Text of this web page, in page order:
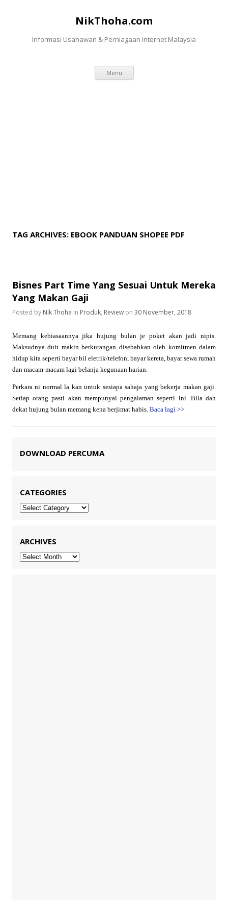
NikThoha.com
Informasi Usahawan & Perniagaan Internet Malaysia
Menu
Skip to content
TAG ARCHIVES: EBOOK PANDUAN SHOPEE PDF
Bisnes Part Time Yang Sesuai Untuk Mereka
Yang Makan Gaji
Posted by Nik Thoha in Produk, Review on 30 November, 2018
Memang kebiasaannya jika hujung bulan je poket akan jadi nipis.
Maksudnya duit makin berkurangan disebabkan oleh komitmen dalam
hidup kita seperti bayar bil eletrik/telefon, bayar kereta, bayar sewa rumah
dan macam-macam lagi belanja kegunaan harian.
Perkara ni normal la kan untuk sesiapa sahaja yang bekerja makan gaji.
Setiap orang pasti akan mempunyai pengalaman seperti ini. Bila dah
dekat hujung bulan memang kena berjimat habis. Baca lagi >>
DOWNLOAD PERCUMA
CATEGORIES
Categories
ARCHIVES
Archives